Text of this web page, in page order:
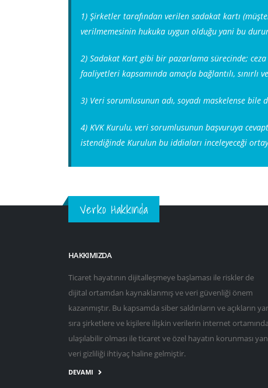
1) Şirketler tarafından verilen sadakat kartı
verilmemesinin hukuka uygun olduğu yani bu
2) Sadakat Kart gibi bir pazarlama sürecinde;
faaliyetleri kapsamında amaçla bağlantılı, sınırlı
3) Veri sorumlusunun adı, soyadı maskelense bile
4) KVK Kurulu, veri sorumlusunun başvuruya
istendiğinde Kurulun bu iddiaları inceleyeceği
Verko Hakkında
HAKKIMIZDA
Ticaret hayatının dijitalleşmeye başlaması ile riskler de
dijital ortamdan kaynaklanmış ve veri güvenliği önem
kazanmıştır. Bu kapsamda siber saldırıların ve açıkların
sıra şirketlere ve kişilere ilişkin verilerin internet ortamında
ulaşılabilir olması ile ticaret ve özel hayatın korunması
veri gizliliği ihtiyaç haline gelmiştir.
DEVAMI